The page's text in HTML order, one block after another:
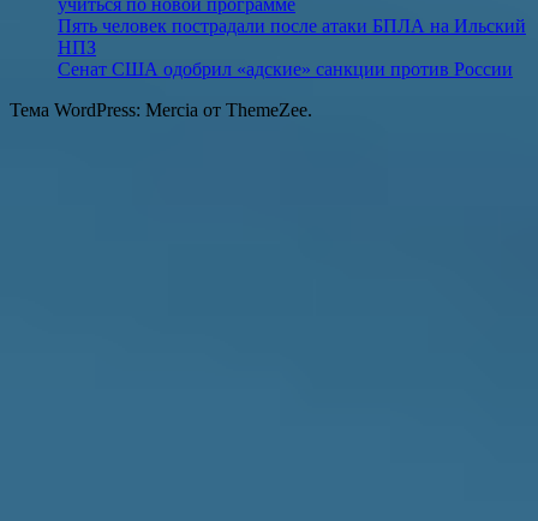
учиться по новой программе
Пять человек пострадали после атаки БПЛА на Ильский
НПЗ
Сенат США одобрил «адские» санкции против России
Тема WordPress: Mercia от ThemeZee.